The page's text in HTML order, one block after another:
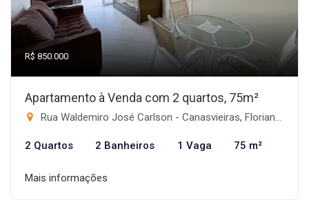
R$ 850.000
Apartamento à Venda com 2 quartos, 75m²
Rua Waldemiro José Carlson - Canasvieiras, Florianópolis-SC
2 Quartos 2 Banheiros 1 Vaga 75 m²
Mais informações